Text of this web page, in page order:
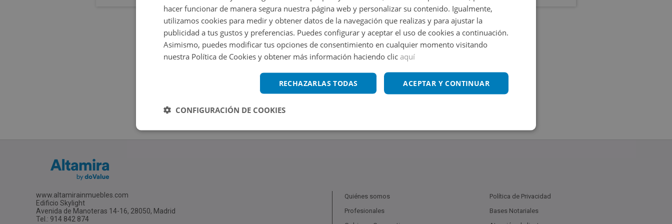
www.altamirainmuebles.com
Edificio Skylight
Avenida de Manoteras 14-16, 28050, Madrid
Tel.: 914 842 874
Quiénes somos
Profesionales
Política de Privacidad
Bases Notariales
hacer funcionar de manera segura nuestra página web y personalizar su contenido. Igualmente,
utilizamos cookies para medir y obtener datos de la navegación que realizas y para ajustar la
publicidad a tus gustos y preferencias. Puedes configurar y aceptar el uso de cookies a continuación.
Asimismo, puedes modificar tus opciones de consentimiento en cualquier momento visitando
nuestra Política de Cookies y obtener más información haciendo clic aquí
ACEPTAR Y CONTINUAR
RECHAZARLAS TODAS
CONFIGURACIÓN DE COOKIES